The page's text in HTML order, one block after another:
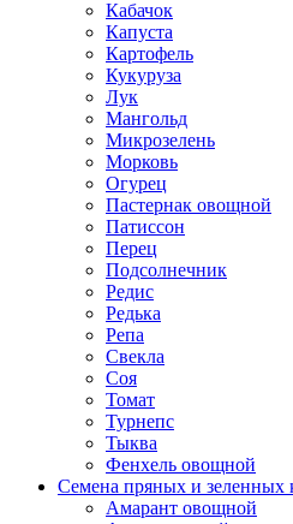
Кабачок
Капуста
Картофель
Кукуруза
Лук
Мангольд
Микрозелень
Морковь
Огурец
Пастернак овощной
Патиссон
Перец
Подсолнечник
Редис
Редька
Репа
Свекла
Соя
Томат
Турнепс
Тыква
Фенхель овощной
Семена пряных и зеленных
Амарант овощной